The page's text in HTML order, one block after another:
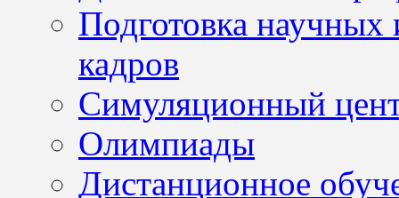
Подготовка научных
кадров
Симуляционный
Олимпиады
Дистанционное